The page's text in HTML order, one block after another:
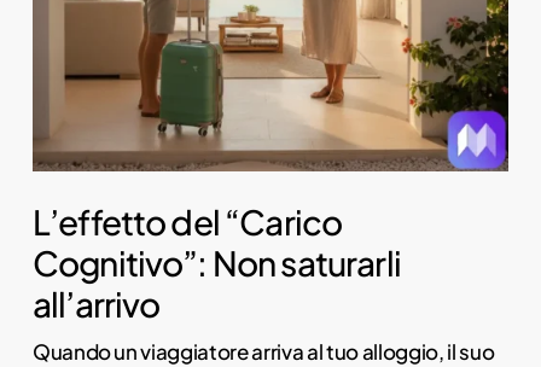
L’effetto del “Carico
Cognitivo”: Non saturarli
all’arrivo
Quando un viaggiatore arriva al tuo alloggio, il suo